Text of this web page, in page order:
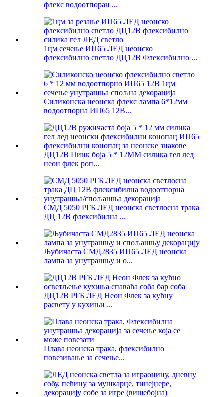
флекс водоотпоран ...
1цм сечење ИП65 ЛЕД неонско
флексибилно светло ДЦ12В Флексибилно ...
Силиконска неонска флекс лампа 6*12мм
водоотпорна ИП65 12В...
ДЦ12В Пинк боја 5 * 12ММ силика гел лед
неон флек роп...
СМД 5050 РГБ ЛЕД неонска светлосна трака
ДЦ 12В флексибилна ...
Љубичаста СМД2835 ИП65 ЛЕД неонска
лампа за унутрашњу и о...
ДЦ12В РГБ ЛЕД Неон Флек за кућну
расвету у кухињи ...
Плава неонска трака, флексибилно
повезивање за сечење...